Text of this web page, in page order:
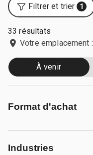
Filtrer et trier 1
33 résultats
Votre emplacement :
À venir
Format d'achat
Industries